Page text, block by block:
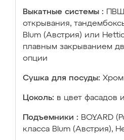
Выкатные системы :
открывания,
Blum (Австрия) или
плавным закрыванием
опции
Сушка для посуды:
Цоколь: в цвет фасадов
Подъемники : BOYARD
класса Blum (Австрия),